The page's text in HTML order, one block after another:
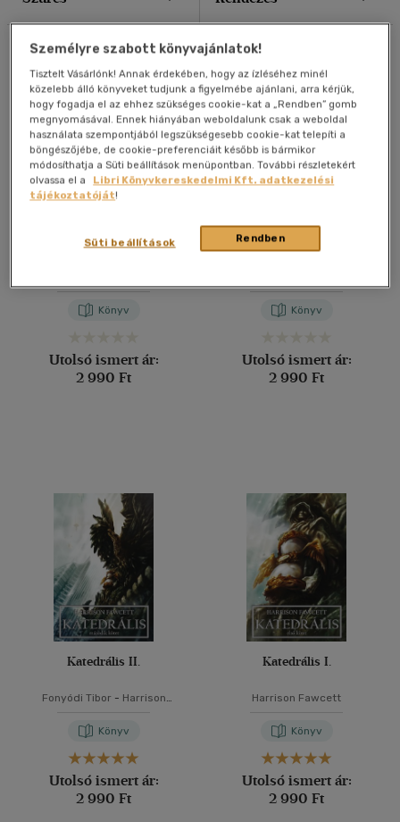
40 db / oldal
Alkalmaz
Összesen8db
Katedrális IV.
Könyv
Utolsó ismert ár:
2 990 Ft
Katedrális III.
Könyv
Utolsó ismert ár:
2 990 Ft
Katedrális II.
Fonyódi Tibor - Harrison
Könyv
Utolsó ismert ár:
2 990 Ft
Katedrális I.
Harrison Fawcett
Könyv
Utolsó ismert ár:
2 990 Ft
Személyre szabott könyvajánlatok!
Tisztelt Vásárlónk! Annak érdekében, hogy az ízléséhez minél
közelebb álló könyveket tudjunk a figyelmébe ajánlani, arra kérjük,
hogy fogadja el az ehhez szükséges cookie-kat a „Rendben” gomb
megnyomásával. Ennek hiányában weboldalunk csak a weboldal
használata szempontjából legszükségesebb cookie-kat telepíti a
böngészőjébe, de cookie-preferenciáit később is bármikor
módosíthatja a Süti beállítások menüpontban. További részletekért
olvassa el a
Libri Könyvkereskedelmi Kft. adatkezelési
tájékoztatóját!
Rendben
Süti beállítások